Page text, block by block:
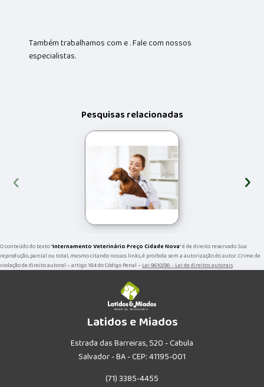
Também trabalhamos com e . Fale com nossos
especialistas.
Pesquisas relacionadas
‹ ›
O conteúdo do texto "Internamento Veterinário Preço Cidade Nova" é de direito reservado. Sua
reprodução, parcial ou total, mesmo citando nossos links, é proibida sem a autorização do autor. Crime de
violação de direito autoral – artigo 184 do Código Penal –Lei 9610/98 - Lei de direitos autorais.
Latidos e Miados
Estrada das Barreiras, 520 - Cabula
Salvador - BA - CEP: 41195-001
(71) 3385-4455